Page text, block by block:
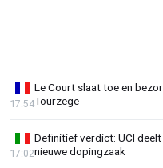
Le Court slaat toe en
Tourzege
17:54
Definitief verdict: UCI
nieuwe dopingzaak
17:02